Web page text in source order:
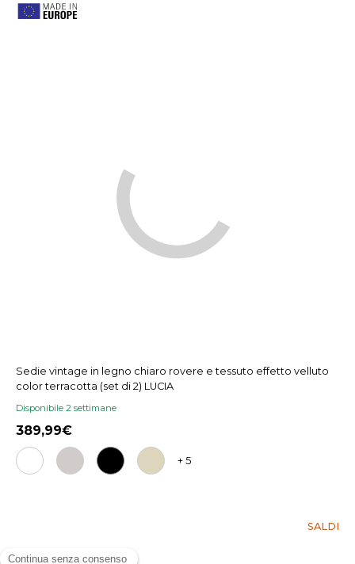
Sedie vintage in legno chiaro rovere e tessuto effetto velluto
color terracotta (set di 2) LUCIA
Disponibile 2 settimane
389,99
+ 5
SALDI